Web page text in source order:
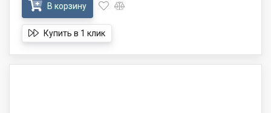
В корзину
Купить в 1 клик